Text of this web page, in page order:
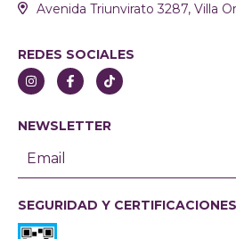
Avenida Triunvirato 3287, Villa
REDES SOCIALES
NEWSLETTER
SEGURIDAD Y CERTIFICACIONES